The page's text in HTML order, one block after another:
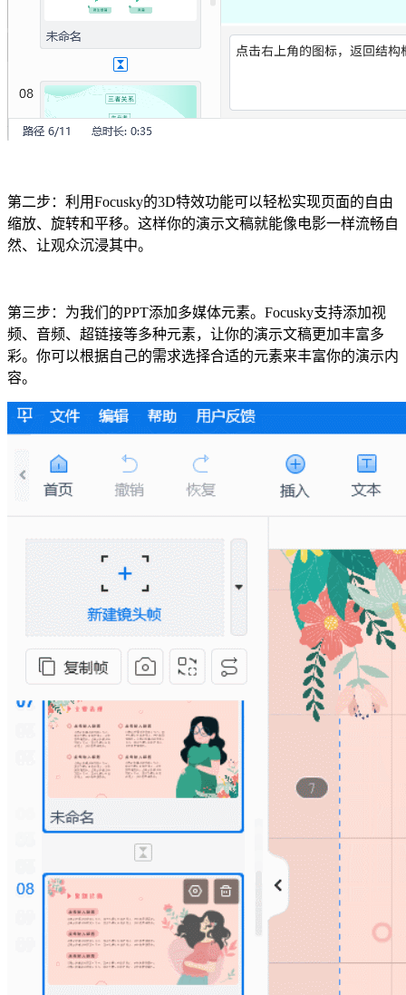
第二步：利用Focusky的3D特效功能可以轻松实现页面的自由
缩放、旋转和平移。这样你的演示文稿就能像电影一样流畅自
然、让观众沉浸其中。
第三步：为我们的PPT添加多媒体元素。Focusky支持添加视
频、音频、超链接等多种元素，让你的演示文稿更加丰富多
彩。你可以根据自己的需求选择合适的元素来丰富你的演示内
容。